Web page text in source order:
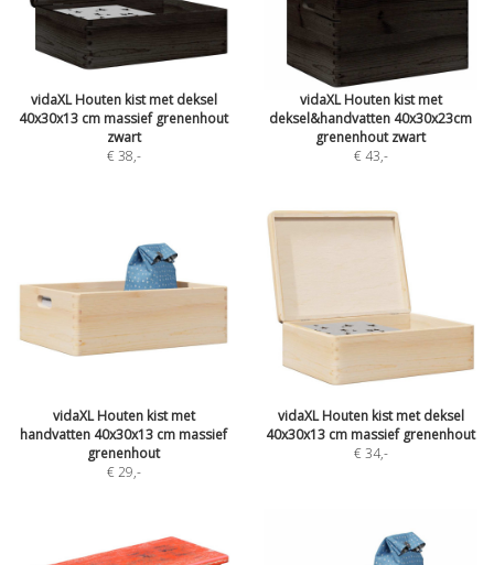
vidaXL Houten kist met deksel
40x30x13 cm massief grenenhout
zwart
€ 38,-
vidaXL Houten kist met
deksel&handvatten 40x30x23cm
grenenhout zwart
€ 43,-
vidaXL Houten kist met
handvatten 40x30x13 cm massief
grenenhout
€ 29,-
vidaXL Houten kist met deksel
40x30x13 cm massief grenenhout
€ 34,-